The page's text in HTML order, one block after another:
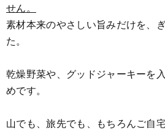
せん。
素材本来のやさしい旨みだけを、
た。
乾燥野菜や、グッドジャーキーを
めです。
山でも、旅先でも、もちろんご自宅